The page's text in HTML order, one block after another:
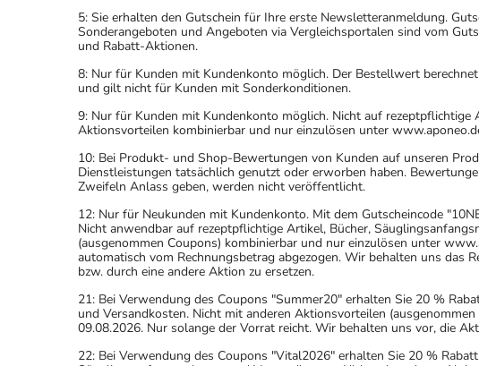
5: Sie erhalten den Gutschein für Ihre erste Newsletteranmeldung.
Sonderangeboten und Angeboten via Vergleichsportalen sind vom
und Rabatt-Aktionen.
8: Nur für Kunden mit Kundenkonto möglich. Der Bestellwert
und gilt nicht für Kunden mit Sonderkonditionen.
9: Nur für Kunden mit Kundenkonto möglich. Nicht auf
Aktionsvorteilen kombinierbar und nur einzulösen unter
10: Bei Produkt- und Shop-Bewertungen von Kunden auf unseren
Dienstleistungen tatsächlich genutzt oder erworben haben.
Zweifeln Anlass geben, werden nicht veröffentlicht.
12: Nur für Neukunden mit Kundenkonto. Mit dem Gutscheincode
Nicht anwendbar auf rezeptpflichtige Artikel, Bücher,
(ausgenommen Coupons) kombinierbar und nur einzulösen unter
automatisch vom Rechnungsbetrag abgezogen. Wir behalten uns das
bzw. durch eine andere Aktion zu ersetzen.
21: Bei Verwendung des Coupons "Summer20" erhalten Sie 20 %
und Versandkosten. Nicht mit anderen Aktionsvorteilen
09.08.2026. Nur solange der Vorrat reicht. Wir behalten uns vor, die
22: Bei Verwendung des Coupons "Vital2026" erhalten Sie 20 %